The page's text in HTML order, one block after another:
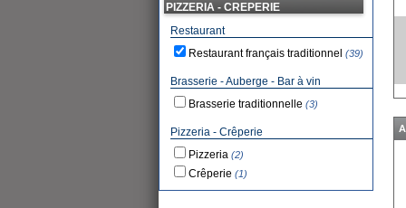
PIZZERIA - CREPERIE
Restaurant
Restaurant français traditionnel (39)
Brasserie - Auberge - Bar à vin
Brasserie traditionnelle (3)
Pizzeria - Crêperie
Pizzeria (2)
Crêperie (1)